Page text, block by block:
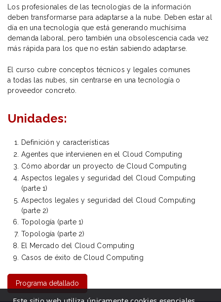
Los profesionales de las tecnologías de la información
deben transformarse para adaptarse a la nube. Deben estar al
día en una tecnología que está generando muchísima
demanda laboral, pero también una obsolescencia cada vez
más rápida para los que no están sabiendo adaptarse.
El curso cubre conceptos técnicos y legales comunes
a todas las nubes, sin centrarse en una tecnología o
proveedor concreto.
Unidades:
Definición y características
Agentes que intervienen en el Cloud Computing
Cómo abordar un proyecto de Cloud Computing
Aspectos legales y seguridad del Cloud Computing
(parte 1)
Aspectos legales y seguridad del Cloud Computing
(parte 2)
Topología (parte 1)
Topología (parte 2)
El Mercado del Cloud Computing
Casos de éxito de Cloud Computing
Programa detallado